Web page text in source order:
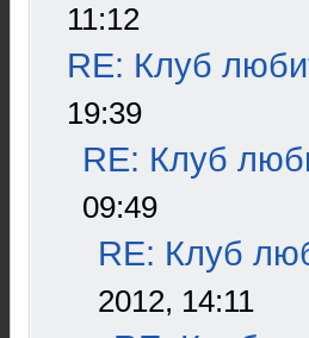
11:12
RE: Клуб
19:39
RE: Клуб
09:49
RE: Клуб
2012, 14:11